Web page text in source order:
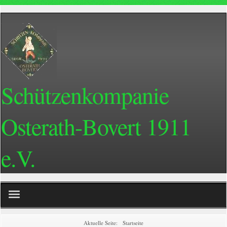
Schützenkompanie
Osterath-Bovert 1911
e.V.
Aktuelle Seite: Startseite